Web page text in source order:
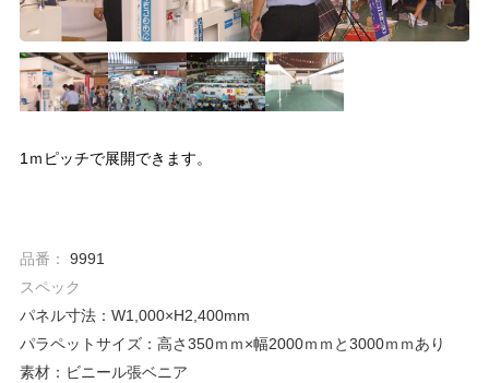
1ｍピッチで展開できます。
品番：
9991
スペック
パネル寸法：W1,000×H2,400mm
パラペットサイズ：高さ350ｍｍ×幅2000ｍｍと3000ｍｍあり
素材：ビニール張ベニア